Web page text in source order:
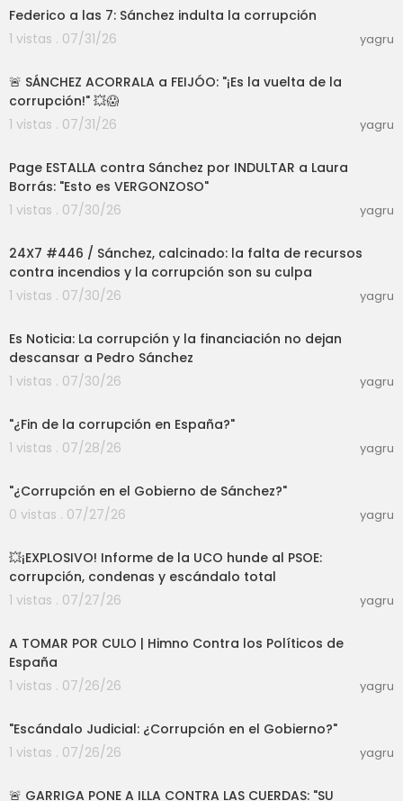
Federico a las 7: Sánchez indulta la corrupción
1 vistas . 07/31/26
yagru
🚨 SÁNCHEZ ACORRALA a FEIJÓO: "¡Es la vuelta de la
corrupción!" 💥😱
1 vistas . 07/31/26
yagru
Page ESTALLA contra Sánchez por INDULTAR a Laura
Borrás: "Esto es VERGONZOSO"
1 vistas . 07/30/26
yagru
24X7 #446 / Sánchez, calcinado: la falta de recursos
contra incendios y la corrupción son su culpa
1 vistas . 07/30/26
yagru
Es Noticia: La corrupción y la financiación no dejan
descansar a Pedro Sánchez
1 vistas . 07/30/26
yagru
"¿Fin de la corrupción en España?"
1 vistas . 07/28/26
yagru
"¿Corrupción en el Gobierno de Sánchez?"
0 vistas . 07/27/26
yagru
💥¡EXPLOSIVO! Informe de la UCO hunde al PSOE:
corrupción, condenas y escándalo total
1 vistas . 07/27/26
yagru
A TOMAR POR CULO | Himno Contra los Políticos de
España
1 vistas . 07/26/26
yagru
"Escándalo Judicial: ¿Corrupción en el Gobierno?"
1 vistas . 07/26/26
yagru
🚨 GARRIGA PONE A ILLA CONTRA LAS CUERDAS: "SU